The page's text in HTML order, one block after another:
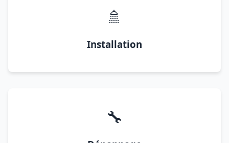
🚿
Installation
🔧